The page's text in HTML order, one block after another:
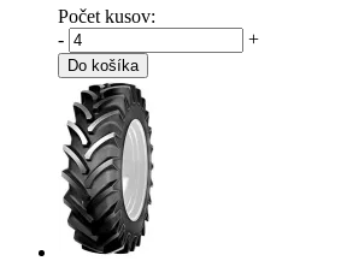
Počet kusov:
-
+
Do košíka